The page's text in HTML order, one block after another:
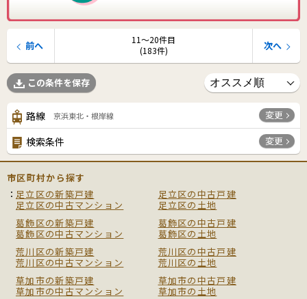
11〜20件目
(183件)
前へ 次へ
この条件を保存
路線 京浜東北・根岸線 変更
検索条件 変更
市区町村から探す
足立区の新築戸建
足立区の中古戸建
足立区の中古マンション
足立区の土地
葛飾区の新築戸建
葛飾区の中古戸建
葛飾区の中古マンション
葛飾区の土地
荒川区の新築戸建
荒川区の中古戸建
荒川区の中古マンション
荒川区の土地
草加市の新築戸建
草加市の中古戸建
草加市の中古マンション
草加市の土地